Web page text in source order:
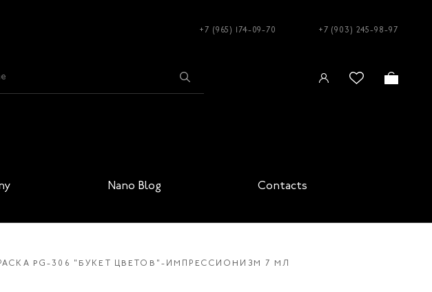
+7 (965) 174-09-70 +7 (903) 245-98-97
Nano Blog Contacts
PG-306 "БУКЕТ ЦВЕТОВ"-ИМПРЕССИОНИЗМ 7 МЛ